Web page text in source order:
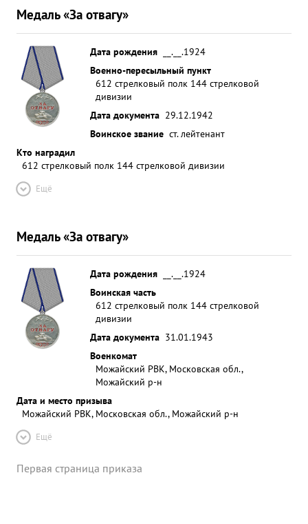
Медаль «За отвагу»
Дата рождения
__.__.1924
Военно-пересыльный пункт
612 стрелковый полк 144 стрелковой
дивизии
Дата документа 29.12.1942
Воинское звание ст. лейтенант
Кто наградил
612 стрелковый полк 144 стрелковой дивизии
Ещё
Медаль «За отвагу»
Дата рождения
__.__.1924
Воинская часть
612 стрелковый полк 144 стрелковой
дивизии
Дата документа 31.01.1943
Военкомат
Можайский РВК, Московская обл.,
Можайский р-н
Дата и место призыва
Можайский РВК, Московская обл., Можайский р-н
Ещё
Первая страница приказа